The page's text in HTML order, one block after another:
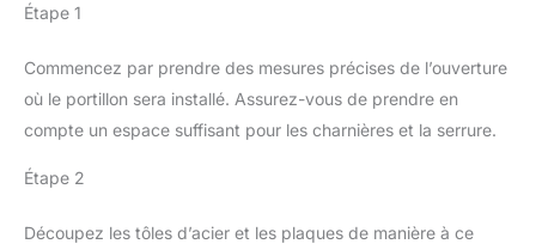
Étape 1
Commencez par prendre des mesures précises de l’ouverture
où le portillon sera installé. Assurez-vous de prendre en
compte un espace suffisant pour les charnières et la serrure.
Étape 2
Découpez les tôles d’acier et les plaques de manière à ce